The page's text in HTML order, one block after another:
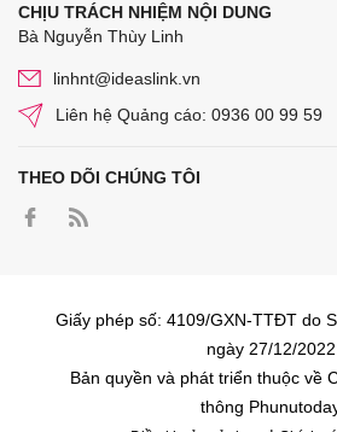
CHỊU TRÁCH NHIỆM NỘI DUNG
Bà Nguyễn Thùy Linh
linhnt@ideaslink.vn
Liên hệ Quảng cáo: 0936 00 99 59
THEO DÕI CHÚNG TÔI
Giấy phép số: 4109/GXN-TTĐT do
ngày 27/12/2022
Bản quyền và phát triển thuộc về
thông